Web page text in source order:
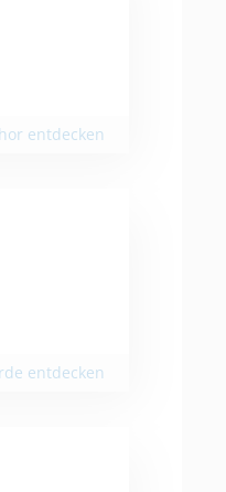
entdecken
entdecken